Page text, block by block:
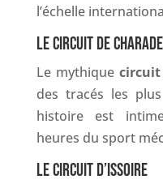
l’échelle
LE CIRCUIT DE CHARADE
Le mythique circuit
des tracés les
histoire est
heures du sport
LE CIRCUIT D’ISSOIRE